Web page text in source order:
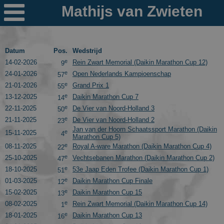

Nieuws
Ploegen
PR's
Schaatspeloton.nl
Datum Pos.
Wedstrijd
14-02-2026
9e
Rein Zwart Memorial (Daikin Marathon Cup 12)
24-01-2026
57e
Open Nederlands Kampioenschap
21-01-2026
55e
Grand Prix 1
13-12-2025
14e
Daikin Marathon Cup 7
22-11-2025
50e
De Vier van Noord-Holland 3
21-11-2025
23e
De Vier van Noord-Holland 2
15-11-2025
4e
Jan van der Hoorn Schaatssport Marathon (Daikin
Marathon Cup 5)
08-11-2025
22e
Royal A-ware Marathon (Daikin Marathon Cup 4)
25-10-2025
47e
Vechtsebanen Marathon (Daikin Marathon Cup 2)
18-10-2025
51e
53e Jaap Eden Trofee (Daikin Marathon Cup 1)
01-03-2025
12e
Daikin Marathon Cup Finale
15-02-2025
13e
Daikin Marathon Cup 15
08-02-2025
1e
Rein Zwart Memorial (Daikin Marathon Cup 14)
18-01-2025
16e
Daikin Marathon Cup 13